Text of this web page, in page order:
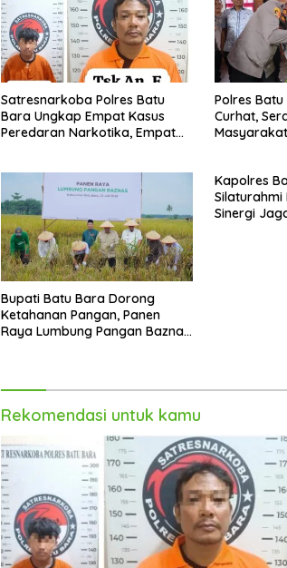
Satresnarkoba Polres Batu
Bara Ungkap Empat Kasus
Peredaran Narkotika, Empat
Polres
Curhat,
Bupati Batu Bara Dorong
Ketahanan Pangan, Panen
Raya Lumbung Pangan Baznas
Kapolres
Silaturahmi
Sinergi
Rekomendasi untuk kamu